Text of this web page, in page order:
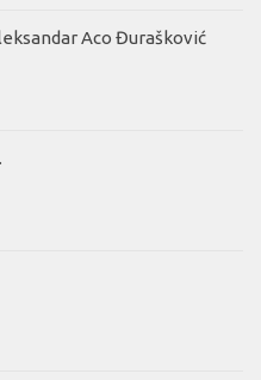
Aco Đurašković